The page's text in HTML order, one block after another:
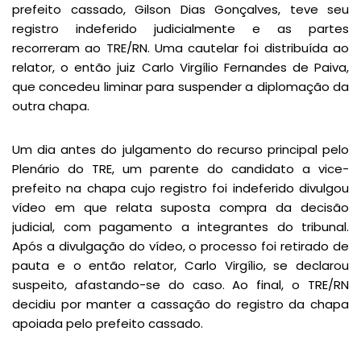
prefeito cassado, Gilson Dias Gonçalves, teve seu
registro indeferido judicialmente e as partes
recorreram ao TRE/RN. Uma cautelar foi distribuída ao
relator, o então juiz Carlo Virgílio Fernandes de Paiva,
que concedeu liminar para suspender a diplomação da
outra chapa.
Um dia antes do julgamento do recurso principal pelo
Plenário do TRE, um parente do candidato a vice-
prefeito na chapa cujo registro foi indeferido divulgou
vídeo em que relata suposta compra da decisão
judicial, com pagamento a integrantes do tribunal.
Após a divulgação do vídeo, o processo foi retirado de
pauta e o então relator, Carlo Virgílio, se declarou
suspeito, afastando-se do caso. Ao final, o TRE/RN
decidiu por manter a cassação do registro da chapa
apoiada pelo prefeito cassado.